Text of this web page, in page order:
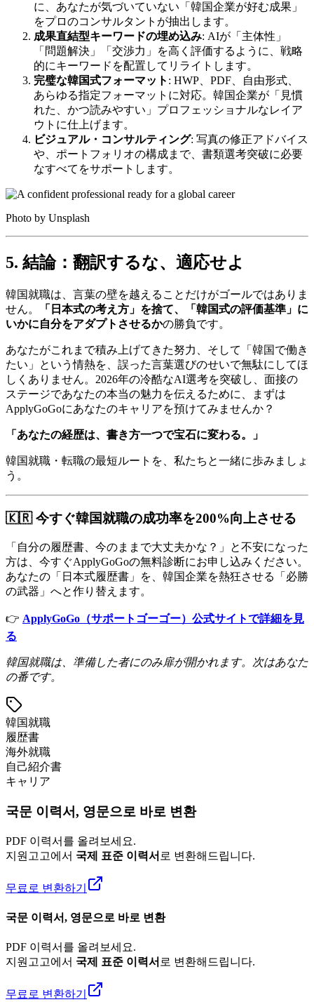
に、あなたが気づいていない「韓国企業が好む成果」
をプロのコンサルタントが抽出します。
成果直結型キーワードの埋め込み: AIが「主体性」
「問題解決」「交渉力」を高く評価するように、戦略
的にキーワードを配置してリライトします。
完璧な韓国式フォーマット : HWP、PDF、自由形式、
あらゆる指定フォーマットに対応。韓国企業が「見慣
れた、かつ読みやすい」プロフェッショナルなレイア
ウトに仕上げます。
ビジュアル・コンサルティング: 写真の修正アドバイス
や、ポートフォリオの構成まで、書類選考突破に必要
なすべてをサポートします。
Photo by Unsplash
5. 結論：翻訳するな、適応せよ
韓国就職は、言葉の壁を越えることだけがゴールではありま
せん。
「日本式の考え方」を捨て、「韓国式の評価基準」に
いかに自分をアダプトさせるかの勝負です。
あなたがこれまで積み上げてきた努力、そして「韓国で働き
たい」という情熱を、誤った言葉選びのせいで無駄にしてほ
しくありません。2026年の冷酷なAI選考を突破し、面接の
ステージであなたの本当の魅力を伝えるために、まずは
ApplyGoGoにあなたのキャリアを預けてみませんか？
「あなたの経歴は、書き方一つで宝石に変わる。」
韓国就職・転職の最短ルートを、私たちと一緒に歩みましょ
う。
🇰🇷 今すぐ韓国就職の成功率を200%向上させる
「自分の履歴書、今のままで大丈夫かな？」と不安になった
方は、今すぐApplyGoGoの無料診断にお申し込みください。
あなたの「日本式履歴書」を、韓国企業を熱狂させる「必勝
の武器」へと作り替えます。
👉 ApplyGoGo（サポートゴーゴー）公式サイトで詳細を見
る
韓国就職は、準備した者にのみ扉が開かれます。次はあなた
の番です。
韓国就職
履歴書
海外就職
自己紹介書
キャリア
국문 이력서, 영문으로 바로 변환
PDF 이력서를 올려보세요.
지원고고에서 국제 표준 이력서 로 변환해드립니다.
무료로 변환하기
국문 이력서, 영문으로 바로 변환
PDF 이력서를 올려보세요.
지원고고에서 국제 표준 이력서 로 변환해드립니다.
무료로 변환하기